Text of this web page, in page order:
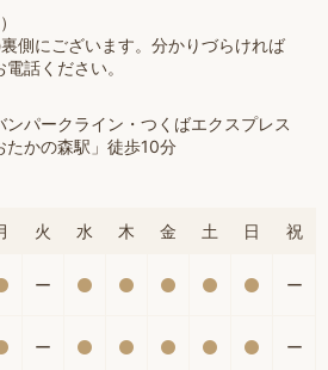
側にございます。分かりづらければ
話ください。
ンパークライン・つくばエクスプレス
たかの森駅」徒歩10分
火 水 木 金 土 日 祝
ー ー
ー ー